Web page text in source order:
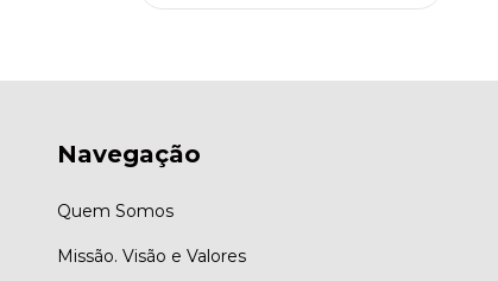
Navegação
Quem Somos
Missão. Visão e Valores